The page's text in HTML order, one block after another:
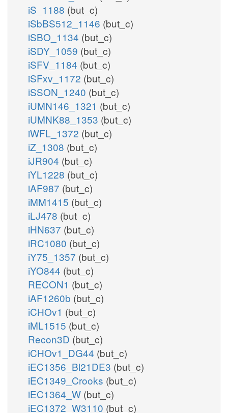
iS_1188 (but_c)
iSbBS512_1146 (but_c)
iSBO_1134 (but_c)
iSDY_1059 (but_c)
iSFV_1184 (but_c)
iSFxv_1172 (but_c)
iSSON_1240 (but_c)
iUMN146_1321 (but_c)
iUMNK88_1353 (but_c)
iWFL_1372 (but_c)
iZ_1308 (but_c)
iJR904 (but_c)
iYL1228 (but_c)
iAF987 (but_c)
iMM1415 (but_c)
iLJ478 (but_c)
iHN637 (but_c)
iRC1080 (but_c)
iY75_1357 (but_c)
iYO844 (but_c)
RECON1 (but_c)
iAF1260b (but_c)
iCHOv1 (but_c)
iML1515 (but_c)
Recon3D (but_c)
iCHOv1_DG44 (but_c)
iEC1356_Bl21DE3 (but_c)
iEC1349_Crooks (but_c)
iEC1364_W (but_c)
iEC1372_W3110 (but_c)